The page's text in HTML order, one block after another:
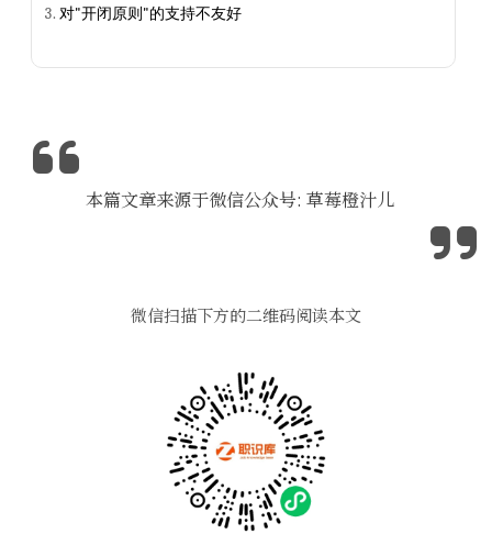
对"开闭原则"的支持不友好
本篇文章来源于微信公众号: 草莓橙汁儿
微信扫描下方的二维码阅读本文